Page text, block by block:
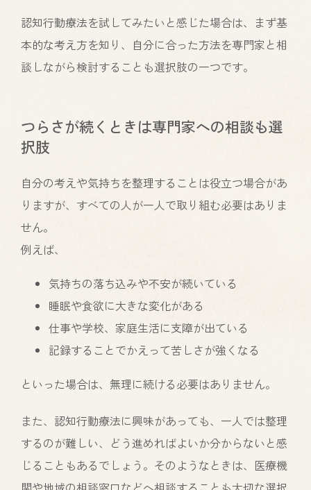
認知行動療法を試してみたいと感じた場合は、まず基
本的な考え方を知り、自分に合った方法を専門家と相
談しながら検討することも選択肢の一つです。
つらさが続くときは専門家への相談も選
択肢
自分の考えや気持ちを整理することは役立つ場合があ
りますが、すべての人が一人で取り組む必要はありま
せん。
例えば、
気持ちの落ち込みや不安が続いている
睡眠や食欲に大きな変化がある
仕事や学校、家庭生活に支障が出ている
記録することでかえって苦しさが強くなる
といった場合は、無理に続ける必要はありません。
また、認知行動療法に興味があっても、一人では整理
するのが難しい、どう進めればよいか分からないと感
じることもあるでしょう。そのようなときは、医療機